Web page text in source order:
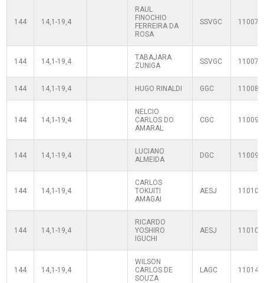
144 14,1-19,4
RAUL
FINOCHIO
FERREIRA DA
ROSA
SSVGC
144 14,1-19,4
TABAJARA
ZUNIGA
SSVGC
144 14,1-19,4 HUGO RINALDI GGC
144 14,1-19,4
NELCIO
CARLOS DO
AMARAL
CGC
144 14,1-19,4
LUCIANO
ALMEIDA
DGC
144 14,1-19,4
CARLOS
TOKUITI
AMAGAI
AESJ
144 14,1-19,4
RICARDO
YOSHIRO
IGUCHI
AESJ
144 14,1-19,4
WILSON
CARLOS DE
SOUZA
LAGC